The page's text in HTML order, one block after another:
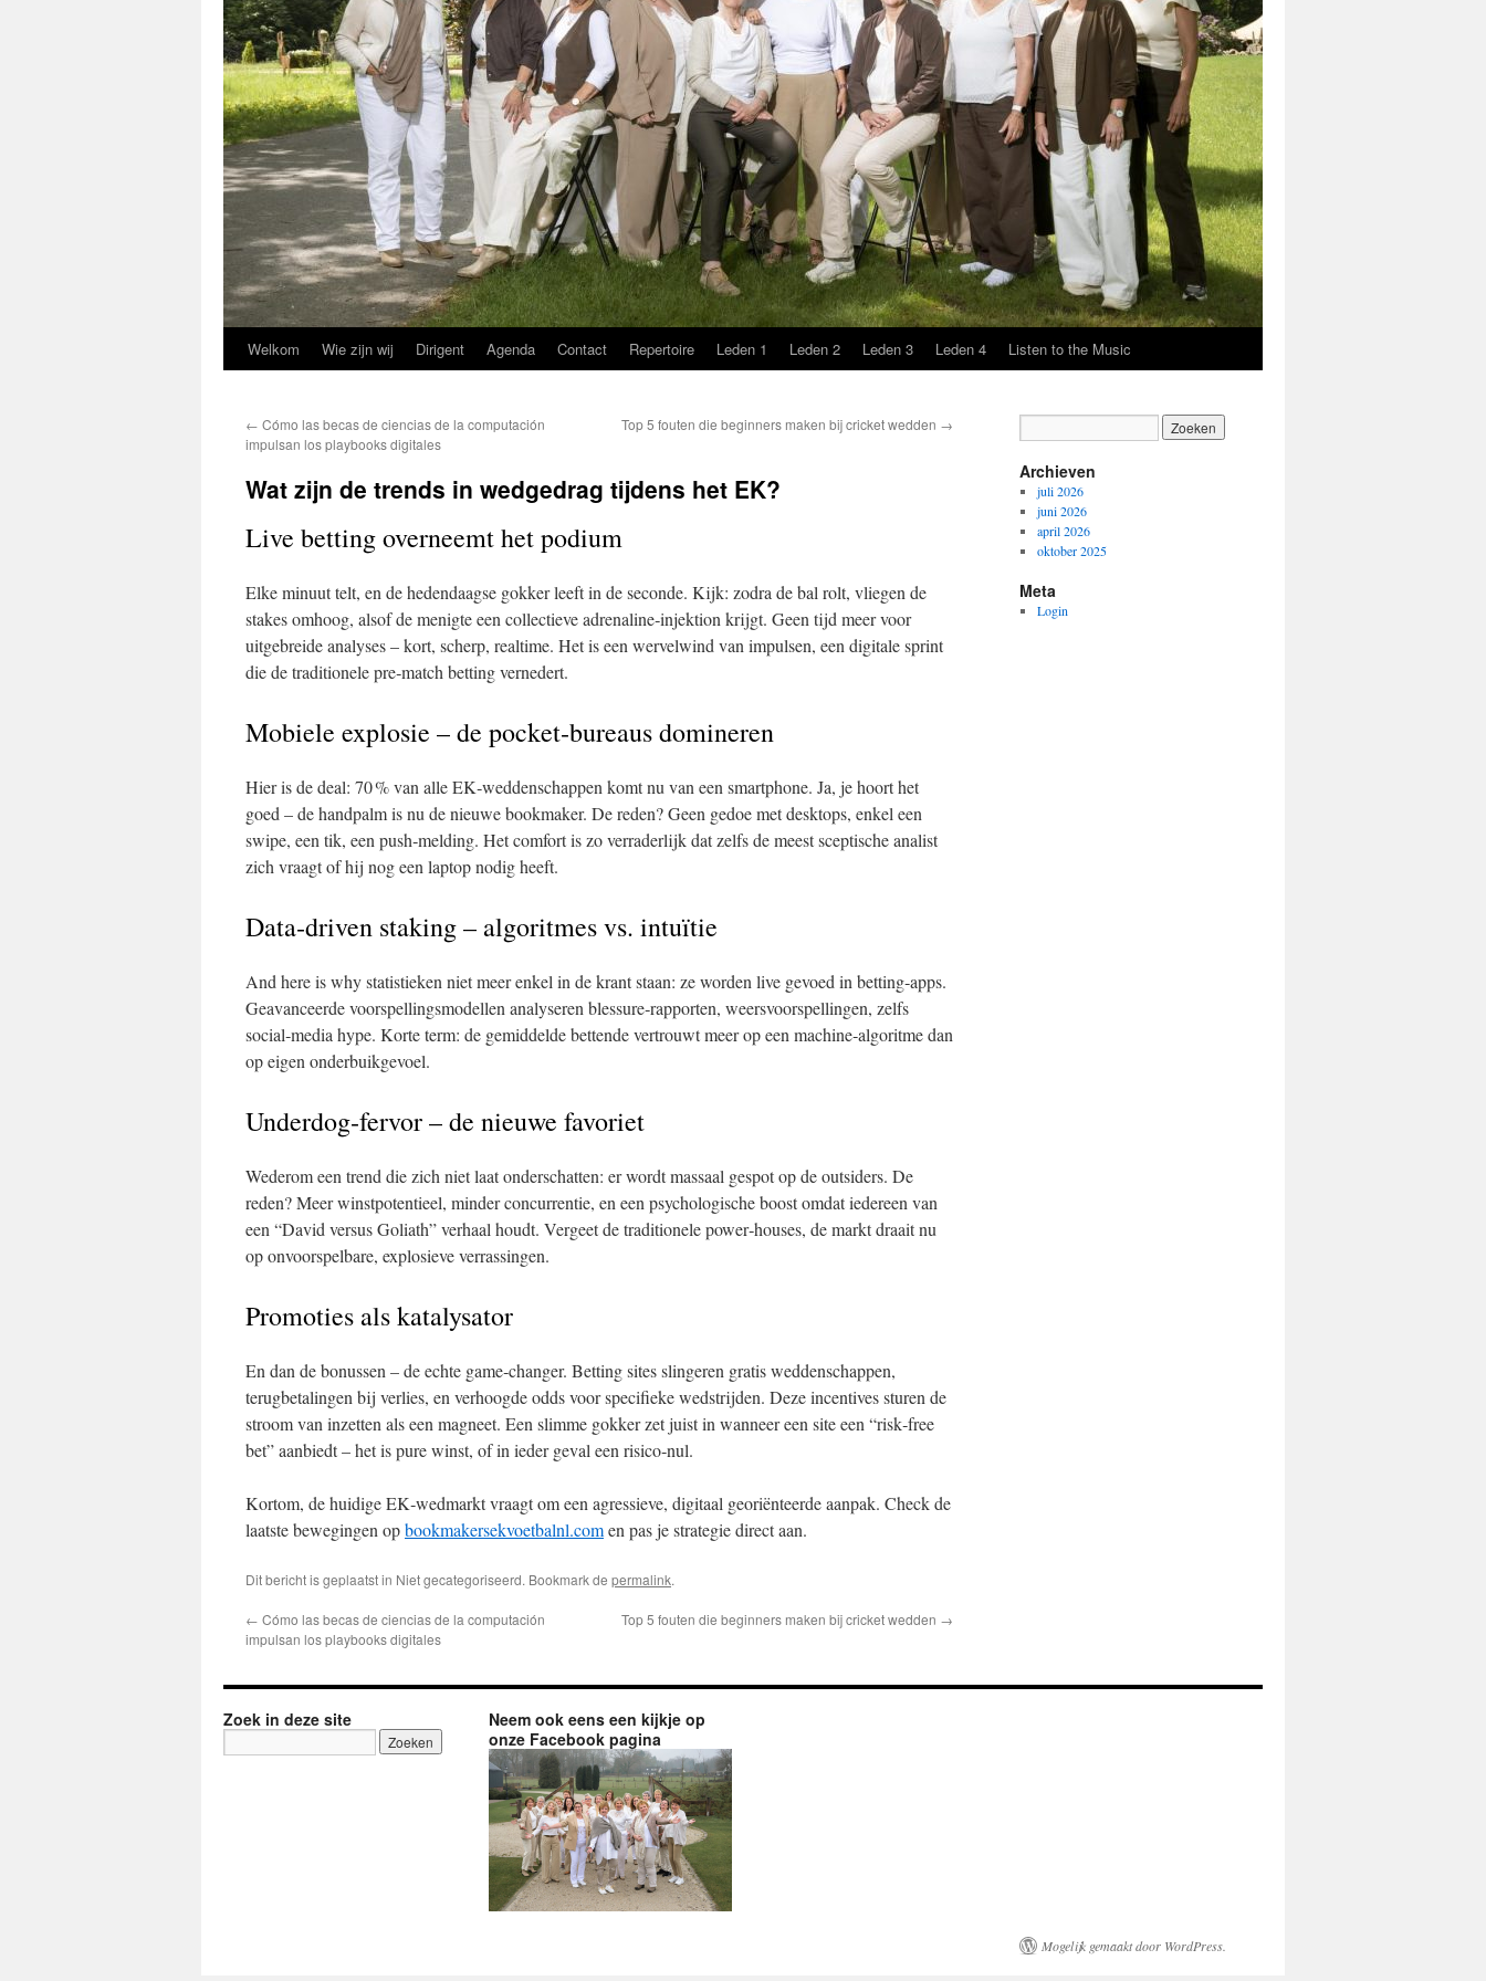
Welkom Wie zijn wij Dirigent Agenda Contact Repertoire Leden 1 Leden 2 Leden 3 Leden 4 Listen to the Music
← Cómo las becas de ciencias de la computación
impulsan los playbooks digitales
Top 5 fouten die beginners maken bij cricket wedden →
Wat zijn de trends in wedgedrag tijdens het EK?
Live betting overneemt het podium
Elke minuut telt, en de hedendaagse gokker leeft in de seconde. Kijk: zodra de bal rolt, vliegen de
stakes omhoog, alsof de menigte een collectieve adrenaline‑injektion krijgt. Geen tijd meer voor
uitgebreide analyses – kort, scherp, realtime. Het is een wervelwind van impulsen, een digitale sprint
die de traditionele pre‑match betting vernedert.
Mobiele explosie – de pocket‑bureaus domineren
Hier is de deal: 70 % van alle EK‑weddenschappen komt nu van een smartphone. Ja, je hoort het
goed – de handpalm is nu de nieuwe bookmaker. De reden? Geen gedoe met desktops, enkel een
swipe, een tik, een push‑melding. Het comfort is zo verraderlijk dat zelfs de meest sceptische analist
zich vraagt of hij nog een laptop nodig heeft.
Data‑driven staking – algoritmes vs. intuïtie
And here is why statistieken niet meer enkel in de krant staan: ze worden live gevoed in betting‑apps.
Geavanceerde voorspellingsmodellen analyseren blessure‑rapporten, weersvoorspellingen, zelfs
social‑media hype. Korte term: de gemiddelde bettende vertrouwt meer op een machine‑algoritme dan
op eigen onderbuikgevoel.
Underdog‑fervor – de nieuwe favoriet
Wederom een trend die zich niet laat onderschatten: er wordt massaal gespot op de outsiders. De
reden? Meer winstpotentieel, minder concurrentie, en een psychologische boost omdat iedereen van
een “David versus Goliath” verhaal houdt. Vergeet de traditionele power‑houses, de markt draait nu
op onvoorspelbare, explosieve verrassingen.
Promoties als katalysator
En dan de bonussen – de echte game‑changer. Betting sites slingeren gratis weddenschappen,
terugbetalingen bij verlies, en verhoogde odds voor specifieke wedstrijden. Deze incentives sturen de
stroom van inzetten als een magneet. Een slimme gokker zet juist in wanneer een site een “risk‑free
bet” aanbiedt – het is pure winst, of in ieder geval een risico‑nul.
Kortom, de huidige EK‑wedmarkt vraagt om een agressieve, digitaal georiënteerde aanpak. Check de
laatste bewegingen opbookmakersekvoetbalnl.comen pas je strategie direct aan.
Dit bericht is geplaatst in Niet gecategoriseerd. Bookmark de permalink.
← Cómo las becas de ciencias de la computación
impulsan los playbooks digitales
Top 5 fouten die beginners maken bij cricket wedden →
Archieven
juli 2026
juni 2026
april 2026
oktober 2025
Meta
Login
Zoek in deze site
Neem ook eens een kijkje op
onze Facebook pagina
Mogelijk gemaakt door WordPress.